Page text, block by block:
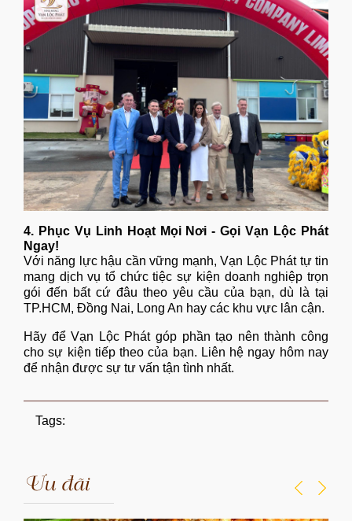
4. Phục Vụ Linh Hoạt Mọi Nơi - Gọi Vạn Lộc Phát
Ngay!
Với năng lực hậu cần vững mạnh,Vạn Lộc Pháttự tin
mang dịch vụ tổ chức tiệc sự kiện doanh nghiệp trọn
gói đến bất cứ đâu theo yêu cầu của bạn, dù là tại
TP.HCM, Đồng Nai, Long An hay các khu vực lân cận.
Hãy để Vạn Lộc Phát góp phần tạo nên thành công
cho sự kiện tiếp theo của bạn. Liên hệ ngay hôm nay
để nhận được sự tư vấn tận tình nhất.
Tags:
Ưu đãi